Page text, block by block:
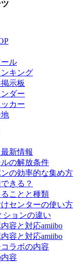
ル
キング
示板
ダー
カー
新情報
の解放条件
の効率的な集め方
きる？
ことと種類
センターの使い方
ションの違い
容と対応amiibo
容と対応amiibo
ラボの内容
容